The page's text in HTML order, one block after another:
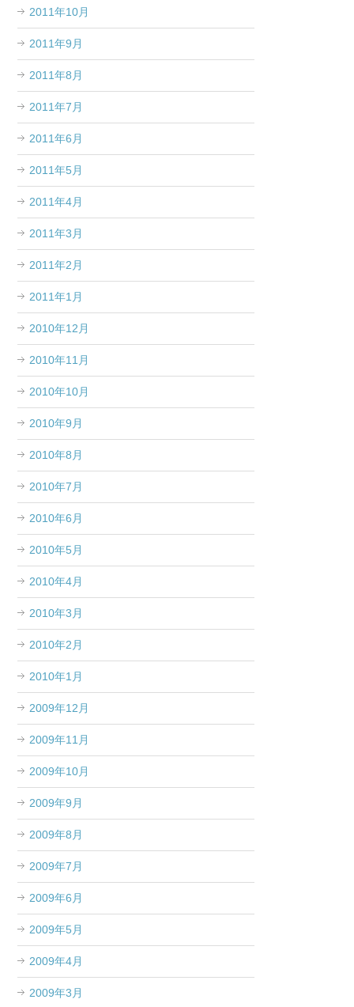
2011年10月
2011年9月
2011年8月
2011年7月
2011年6月
2011年5月
2011年4月
2011年3月
2011年2月
2011年1月
2010年12月
2010年11月
2010年10月
2010年9月
2010年8月
2010年7月
2010年6月
2010年5月
2010年4月
2010年3月
2010年2月
2010年1月
2009年12月
2009年11月
2009年10月
2009年9月
2009年8月
2009年7月
2009年6月
2009年5月
2009年4月
2009年3月